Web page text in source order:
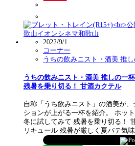
2022/9/1
コーナー
うちの飲みニスト・酒美 推
うちの飲みニスト・酒美 推しの一杯
残暑を乗り切る！ 甘酒カクテル
自称「うち飲みニスト」の酒美が
ションが上がる一杯を紹介。 ホッ
冬に試してみて 残暑を乗り切る！
リキュール 残暑が厳しく夏バテ気